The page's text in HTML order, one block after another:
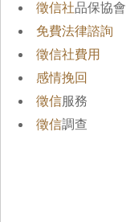
徵信社品保協會
免費法律諮詢
徵信社費用
感情挽回
徵信服務
徵信調查